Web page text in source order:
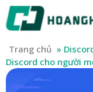
Trang chủ »
Discord cho người